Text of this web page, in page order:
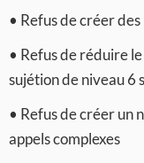
• Refus de créer
• Refus de réduire
sujétion de niveau 6
• Refus de créer un
appels complexes